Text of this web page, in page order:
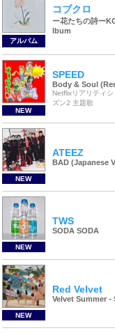
アルバム
コブクロ
ー花たちの詩ー
lbum
NEW
SPEED
Body & Soul
Netflixリアリティ
ズン2 主題歌
NEW
ATEEZ
BAD (Japanese
NEW
TWS
SODA SODA
NEW
Red Velvet
Velvet Summer -